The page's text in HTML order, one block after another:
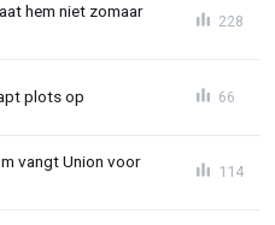
hem niet zomaar
228
plots op 66
vangt Union voor
114